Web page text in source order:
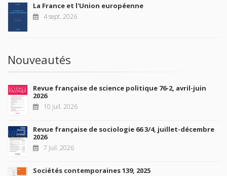
La France et l'Union européenne
4 sept. 2026
Nouveautés
Revue française de science politique 76-2, avril-juin
2026
10 juil. 2026
Revue française de sociologie 66 3/4, juillet-décembre
2026
7 juil. 2026
Sociétés contemporaines 139, 2025